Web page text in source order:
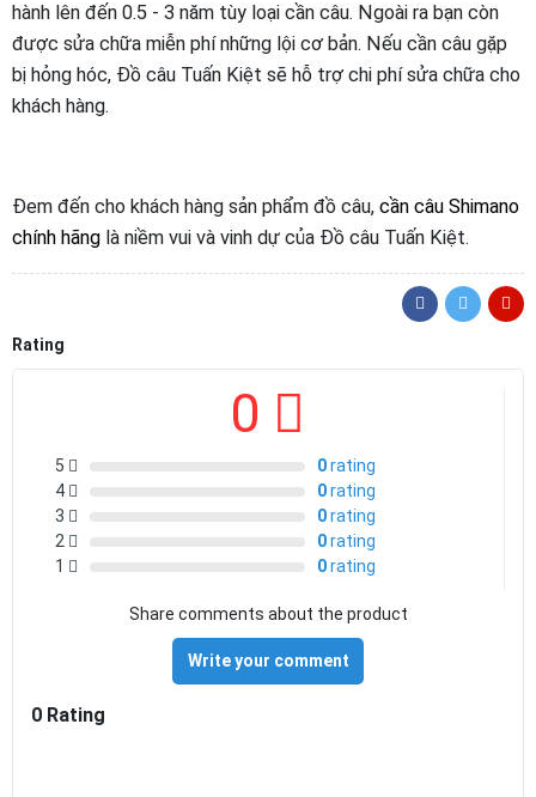
hành lên đến 0.5 - 3 năm tùy loại cần câu. Ngoài ra bạn còn
được sửa chữa miễn phí những lội cơ bản. Nếu cần câu gặp
bị hỏng hóc, Đồ câu Tuấn Kiệt sẽ hỗ trợ chi phí sửa chữa cho
khách hàng.
Đem đến cho khách hàng sản phẩm đồ câu, cần câu Shimano
chính hãng là niềm vui và vinh dự của Đồ câu Tuấn Kiệt.
Rating
0
5 0rating
4
0rating
3
0rating
2
0rating
1
0rating
Share comments about the product
Write your comment
0 Rating